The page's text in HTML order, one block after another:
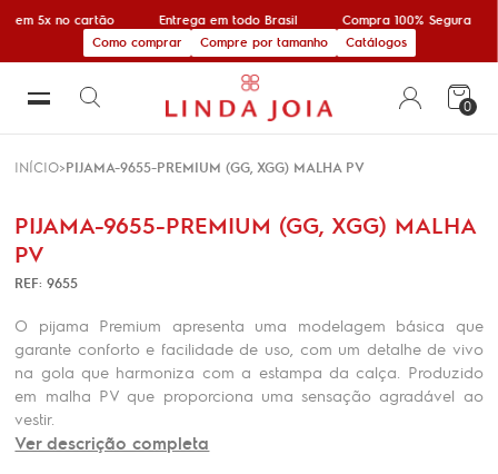
em 5x no cartão Entrega em todo Brasil
Compra 100% Segura
Como comprar
Compre por tamanho Catálogos
0
INÍCIO PIJAMA-9655-PREMIUM (GG, XGG) MALHA PV
PIJAMA-9655-PREMIUM (GG, XGG) MALHA
PV
REF: 9655
O pijama Premium apresenta uma modelagem básica que
garante conforto e facilidade de uso, com um detalhe de vivo
na gola que harmoniza com a estampa da calça. Produzido
em malha PV que proporciona uma sensação agradável ao
vestir.
Ver descrição completa